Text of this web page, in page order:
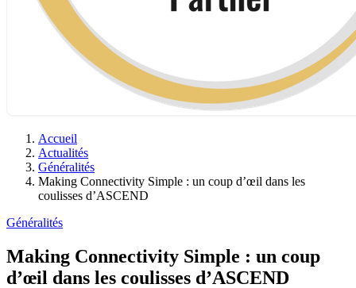
Accueil
Actualités
Généralités
Making Connectivity Simple : un coup d’œil dans les
coulisses d’ASCEND
Généralités
Making Connectivity Simple : un coup
d’œil dans les coulisses d’ASCEND